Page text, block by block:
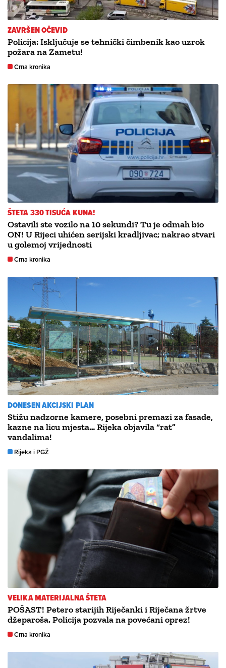
ZAVRŠEN OČEVID
Policija: Isključuje se tehnički čimbenik kao uzrok
požara na Zametu!
Crna kronika
ŠTETA 330 TISUĆA KUNA!
Ostavili ste vozilo na 10 sekundi? Tu je odmah bio
ON! U Rijeci uhićen serijski kradljivac; nakrao stvari
u golemoj vrijednosti
Crna kronika
DONESEN AKCIJSKI PLAN
Stižu nadzorne kamere, posebni premazi za fasade,
kazne na licu mjesta… Rijeka objavila “rat”
vandalima!
Rijeka i PGŽ
VELIKA MATERIJALNA ŠTETA
POŠAST! Petero starijih Riječanki i Riječana žrtve
džeparoša. Policija pozvala na povećani oprez!
Crna kronika